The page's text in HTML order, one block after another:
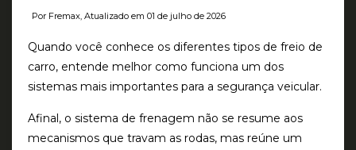
Por Fremax, Atualizado em 01 de julho de 2026
Quando você conhece os diferentes tipos de freio de
carro, entende melhor como funciona um dos
sistemas mais importantes para a segurança veicular.
Afinal, o sistema de frenagem não se resume aos
mecanismos que travam as rodas, mas reúne um